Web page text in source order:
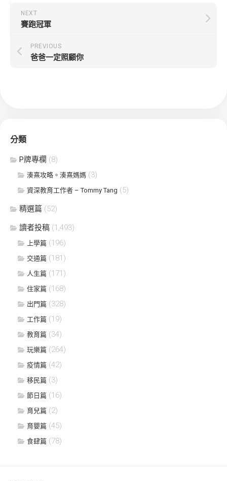
NEXT
賽跑冠軍
PREVIOUS
爸爸一定照顧你
分類
P牌專欄 (8)
湊熹攻略。湊熹媽媽 (3)
資深教育工作者 – Tommy Tang (5)
精選篇 (52)
讀者投稿 (1,493)
上學篇 (196)
交通篇 (181)
人生篇 (171)
住家篇 (168)
出門篇 (328)
工作篇 (19)
教育篇 (34)
玩樂篇 (264)
疫情篇 (42)
移民篇 (3)
節日篇 (16)
育兒篇 (2)
育嬰篇 (45)
食肆篇 (78)